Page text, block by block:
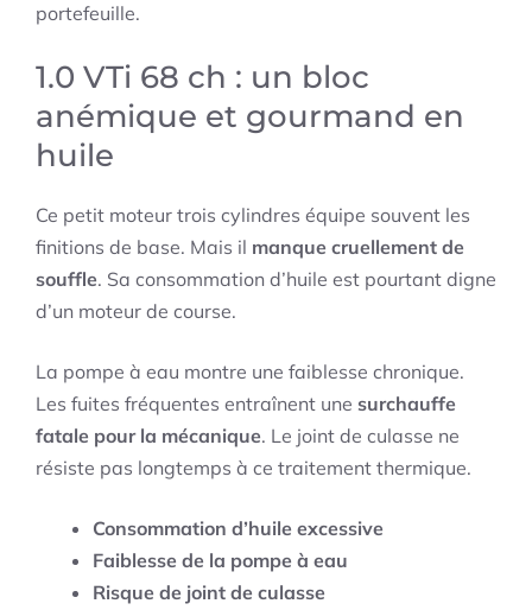
portefeuille.
1.0 VTi 68 ch : un bloc
anémique et gourmand en
huile
Ce petit moteur trois cylindres équipe souvent les
finitions de base. Mais il manque cruellement de
souffle. Sa consommation d’huile est pourtant digne
d’un moteur de course.
La pompe à eau montre une faiblesse chronique.
Les fuites fréquentes entraînent une surchauffe
fatale pour la mécanique. Le joint de culasse ne
résiste pas longtemps à ce traitement thermique.
Consommation d’huile excessive
Faiblesse de la pompe à eau
Risque de joint de culasse